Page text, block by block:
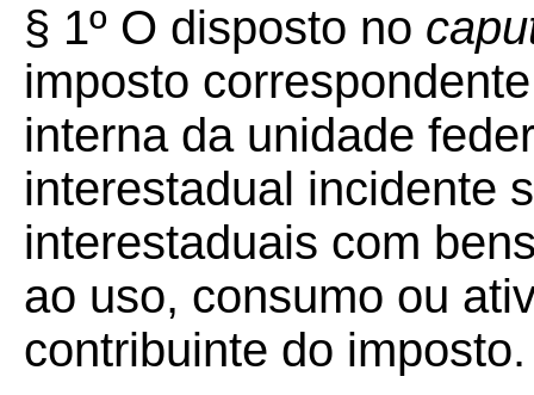
§ 1º O disposto no
imposto
interna da unidade
interestadual incidente
interestaduais com
ao uso, consumo ou
contribuinte do imposto.